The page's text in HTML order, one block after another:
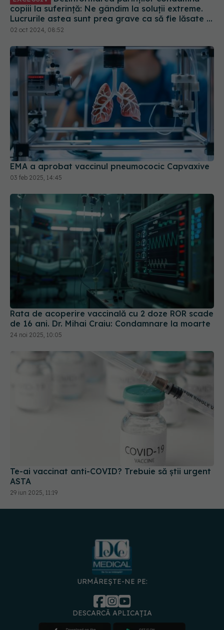
Lucrurile astea sunt prea grave ca să fie lăsate la
decizia unor părinți care trăiesc într-o lume
paralelă
02 oct 2024, 08:52
EMA a aprobat vaccinul pneumococic Capvaxive
03 feb 2025, 14:45
Rata de acoperire vaccinală cu 2 doze ROR scade
de 16 ani. Dr. Mihai Craiu: Condamnare la moarte
24 noi 2025, 10:05
Te-ai vaccinat anti-COVID? Trebuie să știi urgent
ASTA
29 iun 2025, 11:19
URMĂREȘTE-NE PE:
DESCARCĂ APLICAȚIA